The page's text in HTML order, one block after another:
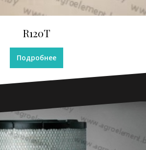
R120T
Подробнее